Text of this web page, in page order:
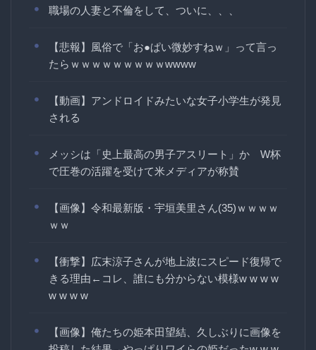
職場の人妻と不倫をして、ついに、、、
【悲報】風俗で「お●ぱい微妙すねｗ」って言っ
たらｗｗｗｗｗｗｗｗｗwwww
【動画】アンドロイドみたいな女子小学生が発見
される
メッシは「史上最高の男子アスリート」か W杯
で圧巻の活躍を受けて米メディアが称賛
【画像】令和最新版・宇垣美里さん(35)ｗｗｗｗ
ｗｗ
【衝撃】広末涼子さんが地上波にスピード復帰で
きる理由←コレ、誰にも分からない模様w w w w
w w w w
【画像】俺たちの姫本田望結、久しぶりに画像を